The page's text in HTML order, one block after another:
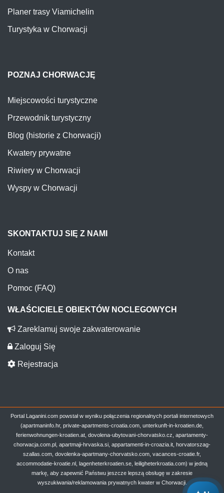
Planer trasy Viamichelin
Turystyka w Chorwacji
POZNAJ CHORWACJĘ
Miejscowości turystyczne
Przewodnik turystyczny
Blog (historie z Chorwacji)
Kwatery prywatne
Riwiery w Chorwacji
Wyspy w Chorwacji
SKONTAKTUJ SIĘ Z NAMI
Kontakt
O nas
Pomoc (FAQ)
WŁAŚCICIELE OBIEKTÓW NOCLEGOWYCH
Zareklamuj swoje zakwaterowanie
Zaloguj Się
Rejestracja
Portal Laganini.com powstał w wyniku połączenia regionalnych portali internetowych
(apartmaninfo.hr, private-apartments-croatia.com, unterkunft-in-kroatien.de,
ferienwohnungen-kroatien.at, dovolena-ubytovani-chorvatsko.cz, apartamenty-
chorwacja.com.pl, apartmaji-hrvaska.si, appartamenti-in-croazia.it, horvatorszag-
szallas.com, dovolenka-apartmany-chorvatsko.com, vacances-croatie.fr,
accommodatie-kroatie.nl, lagenheterkroatien.se, leiligheterkroatia.com) w jedną
markę, aby zapewnić Państwu jeszcze lepszą obsługę w zakresie
wyszukiwania/reklamowania prywatnych kwater w Chorwacji.